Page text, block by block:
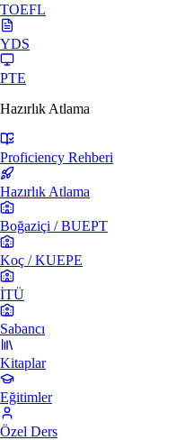
TOEFL
YDS
PTE
Hazırlık Atlama
Proficiency Rehberi
Hazırlık Atlama
Boğaziçi / BUEPT
Koç / KUEPE
İTÜ
Sabancı
Kitaplar
Eğitimler
Özel Ders